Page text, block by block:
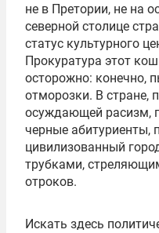
не в Претории, не на
северной столице
статус культурного
Прокуратура этот
осторожно: конечно,
отморозки. В
осуждающей расизм,
черные
цивилизованный
трубками,
отроков.
Искать здесь